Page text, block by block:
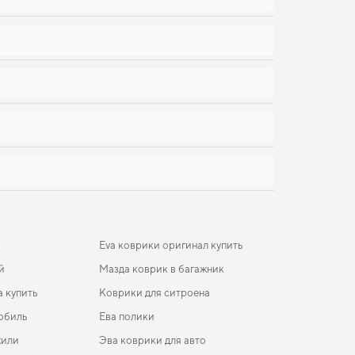
купить
Eva коврики оригинал купить
Мазда коврик в багажник
Коврики для ситроена
Ева полики
Эва коврики для авто